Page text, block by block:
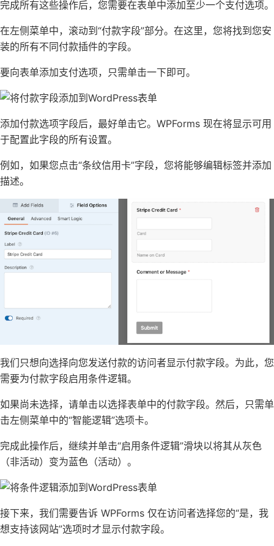
完成所有这些操作后，您需要在表单中添加至少一个支付选项。
在左侧菜单中，滚动到“付款字段”部分。在这里，您将找到您安
装的所有不同付款插件的字段。
要向表单添加支付选项，只需单击一下即可。
添加付款选项字段后，最好单击它。WPForms 现在将显示可用
于配置此字段的所有设置。
例如，如果您点击“条纹信用卡”字段，您将能够编辑标签并添加
描述。
我们只想向选择向您发送付款的访问者显示付款字段。为此，您
需要为付款字段启用条件逻辑。
如果尚未选择，请单击以选择表单中的付款字段。然后，只需单
击左侧菜单中的“智能逻辑”选项卡。
完成此操作后，继续并单击“启用条件逻辑”滑块以将其从灰色
（非活动）变为蓝色（活动）。
接下来，我们需要告诉 WPForms 仅在访问者选择您的“是，我
想支持该网站”选项时才显示付款字段。